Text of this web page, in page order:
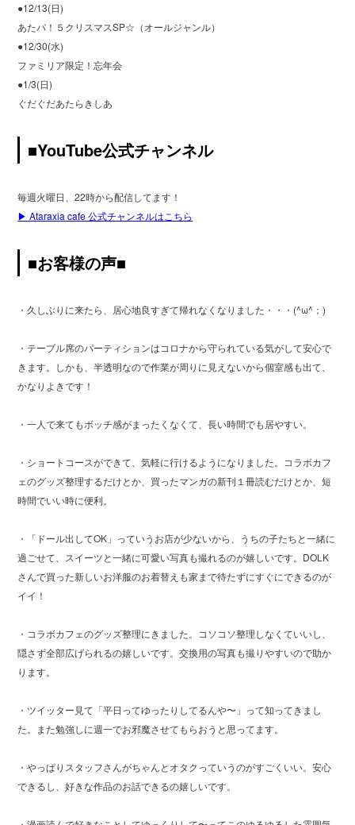
●12/13(日)
あたパ！５クリスマスSP☆（オールジャンル）
●12/30(水)
ファミリア限定！忘年会
●1/3(日)
ぐだぐだあたらきしあ
■YouTube公式チャンネル
毎週火曜日、22時から配信してます！
▶ Ataraxia cafe 公式チャンネルはこちら
■お客様の声■
・久しぶりに来たら、居心地良すぎて帰れなくなりました・・・(^ω^；)
・テーブル席のパーティションはコロナから守られている気がして安心で
きます。しかも、半透明なので作業が周りに見えないから個室感も出て、
かなりよきです！
・一人で来てもボッチ感がまったくなくて、長い時間でも居やすい。
・ショートコースができて、気軽に行けるようになりました。コラボカフ
ェのグッズ整理するだけとか、買ったマンガの新刊１冊読むだけとか、短
時間でいい時に便利。
・「ドール出してOK」っていうお店が少ないから、うちの子たちと一緒に
過ごせて、スイーツと一緒に可愛い写真も撮れるのが嬉しいです。DOLK
さんで買った新しいお洋服のお着替えも家まで待たずにすぐにできるのが
イイ！
・コラボカフェのグッズ整理にきました。コソコソ整理しなくていいし、
隠さず全部広げられるの嬉しいです。交換用の写真も撮りやすいので助か
ります。
・ツイッター見て「平日ってゆったりしてるんや〜」って知ってきまし
た。また勉強しに週一でお邪魔させてもらおうと思ってます。
・やっぱりスタッフさんがちゃんとオタクっていうのがすごくいい。安心
できるし、好きな作品のお話できるの嬉しいです。